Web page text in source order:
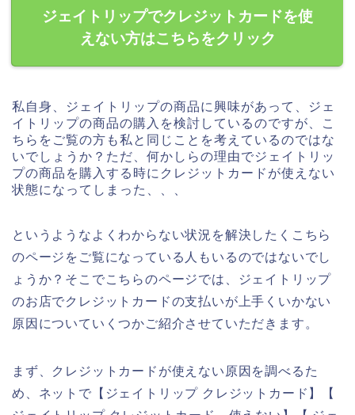
ジェイトリップでクレジットカードを使
えない方はこちらをクリック
私自身、ジェイトリップの商品に興味があって、ジェ
イトリップの商品の購入を検討しているのですが、こ
ちらをご覧の方も私と同じことを考えているのではな
いでしょうか？ただ、何かしらの理由でジェイトリッ
プの商品を購入する時にクレジットカードが使えない
状態になってしまった、、、
というようなよくわからない状況を解決したくこちら
のページをご覧になっている人もいるのではないでし
ょうか？そこでこちらのページでは、ジェイトリップ
のお店でクレジットカードの支払いが上手くいかない
原因についていくつかご紹介させていただきます。
まず、クレジットカードが使えない原因を調べるた
め、ネットで【ジェイトリップ クレジットカード】【